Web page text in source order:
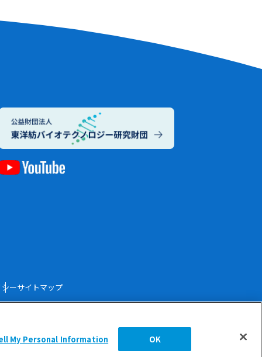
ーサイトマップ
My Personal Information OK